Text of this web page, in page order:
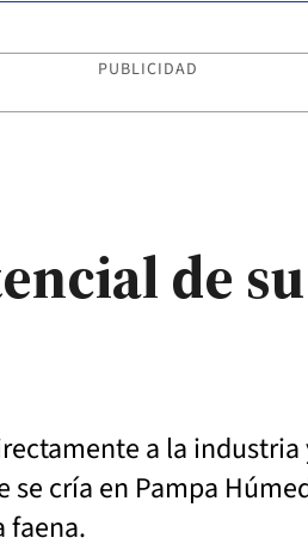
PUBLICIDAD
de
a la
cría en Pampa
faena.